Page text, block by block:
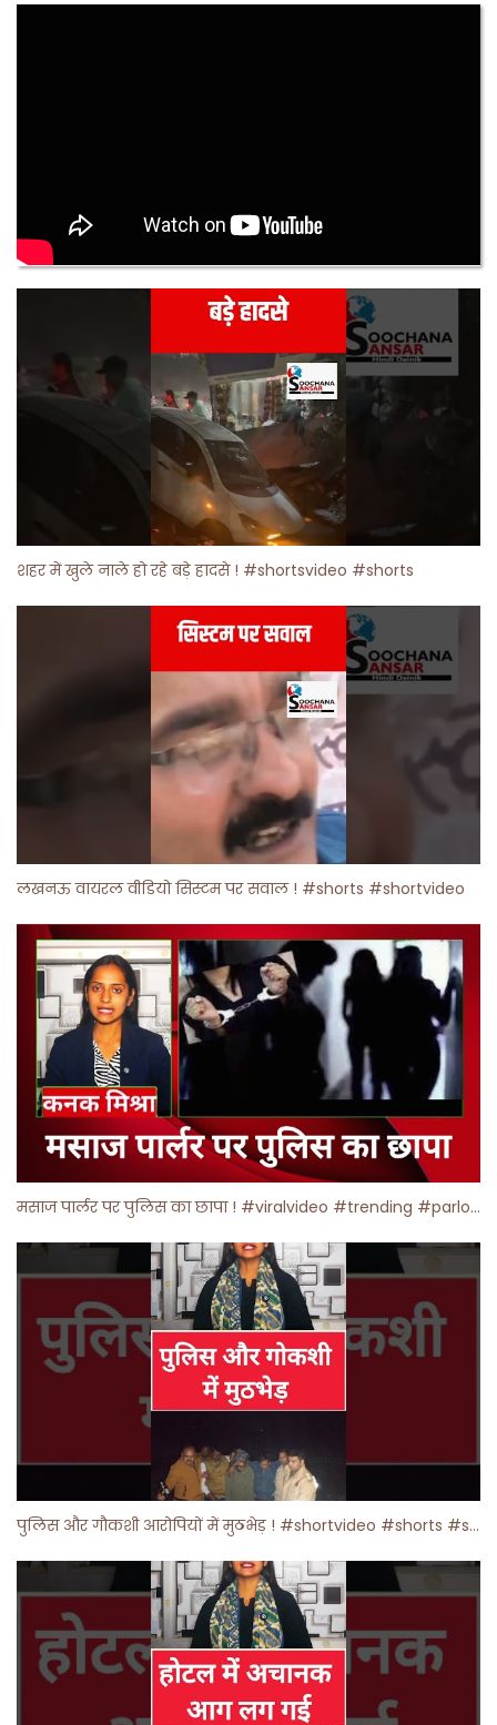
शहर में खुले नाले हो रहे बड़े हादसे ! #shortsvideo #shorts
लखनऊ वायरल वीडियो सिस्टम पर सवाल ! #shorts #shortvideo
मसाज पार्लर पर पुलिस का छापा ! #viralvideo #trending #parlour
पुलिस और गौकशी आरोपियों में मुठभेड़ ! #shortvideo #shorts #shortsfeed